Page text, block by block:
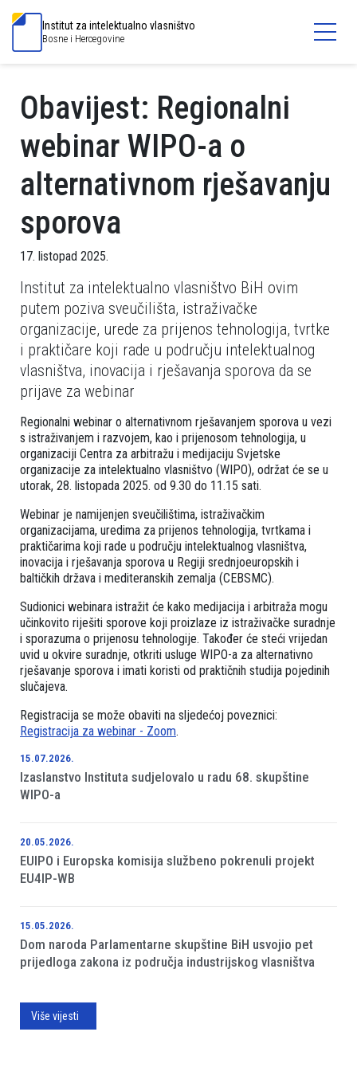
Institut za intelektualno vlasništvo
Bosne i Hercegovine
Obavijest: Regionalni
webinar WIPO-a o
alternativnom rješavanju
sporova
17. listopad 2025.
Institut za intelektualno vlasništvo BiH ovim
putem poziva sveučilišta, istraživačke
organizacije, urede za prijenos tehnologija, tvrtke
i praktičare koji rade u području intelektualnog
vlasništva, inovacija i rješavanja sporova da se
prijave za webinar
Regionalni webinar o alternativnom rješavanjem sporova u vezi
s istraživanjem i razvojem, kao i prijenosom tehnologija, u
organizaciji Centra za arbitražu i medijaciju Svjetske
organizacije za intelektualno vlasništvo (WIPO), održat će se u
utorak, 28. listopada 2025. od 9.30 do 11.15 sati.
Webinar je namijenjen sveučilištima, istraživačkim
organizacijama, uredima za prijenos tehnologija, tvrtkama i
praktičarima koji rade u području intelektualnog vlasništva,
inovacija i rješavanja sporova u Regiji srednjoeuropskih i
baltičkih država i mediteranskih zemalja (CEBSMC).
Sudionici webinara istražit će kako medijacija i arbitraža mogu
učinkovito riješiti sporove koji proizlaze iz istraživačke suradnje
i sporazuma o prijenosu tehnologije. Također će steći vrijedan
uvid u okvire suradnje, otkriti usluge WIPO-a za alternativno
rješavanje sporova i imati koristi od praktičnih studija pojedinih
slučajeva.
Registracija se može obaviti na sljedećoj poveznici:
Registracija za webinar - Zoom.
15.07.2026.
Izaslanstvo Instituta sudjelovalo u radu 68. skupštine
WIPO-a
20.05.2026.
EUIPO i Europska komisija službeno pokrenuli projekt
EU4IP-WB
15.05.2026.
Dom naroda Parlamentarne skupštine BiH usvojio pet
prijedloga zakona iz područja industrijskog vlasništva
Više vijesti